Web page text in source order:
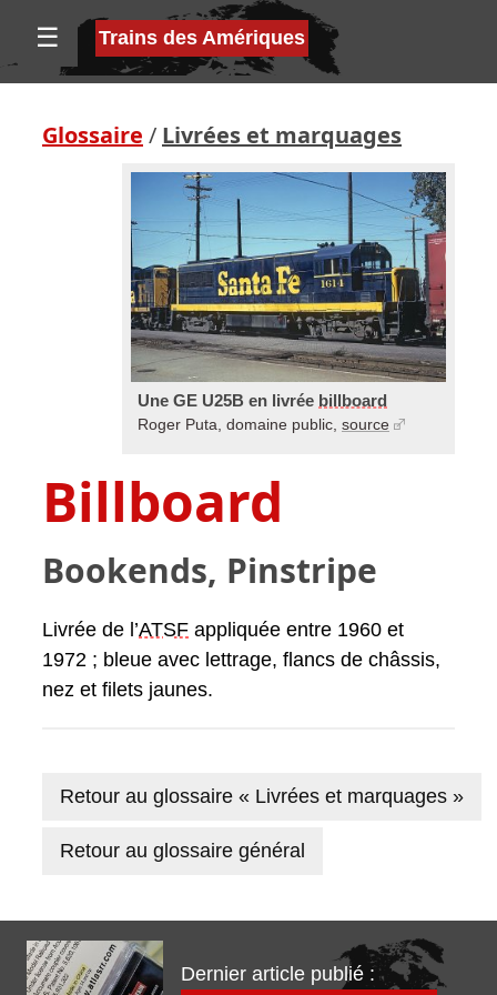
☰ Trains des Amériques
Glossaire / Livrées et marquages
Une GE U25B en livrée billboard
Roger Puta, domaine public, source
Billboard
Bookends, Pinstripe
Livrée de l’ATSF appliquée entre 1960 et
1972 ; bleue avec lettrage, flancs de châssis,
nez et filets jaunes.
Retour au glossaire « Livrées et marquages »
Retour au glossaire général
Dernier article publié :